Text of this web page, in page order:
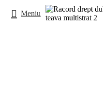
Meniu